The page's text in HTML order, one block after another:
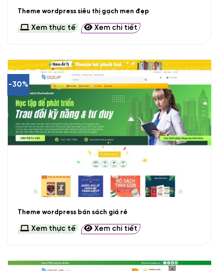
Theme wordpress siêu thị gạch men đẹp
Xem thực tế Xem chi tiết
-30%
Theme wordpress bán sách giá rẻ
Xem thực tế Xem chi tiết